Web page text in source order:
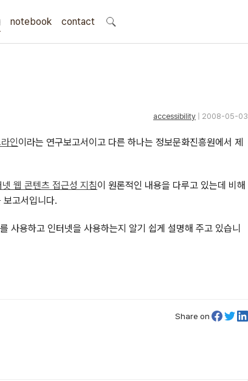
notebook contact
search
accessibility | 2008-05-03
인이라는 연구보고서이고 다른 하나는 정보문화진흥원에서 제
넷 웹 콘텐츠 접근성 지침이 원론적인 내용을 다루고 있는데 비해
보고서입니다.
사용하고 인터넷을 사용하는지 알기 쉽게 설명해 주고 있습니
Share on